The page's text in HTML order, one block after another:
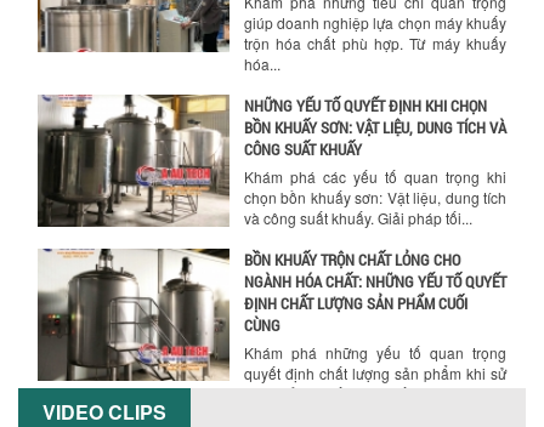
NHỮNG YẾU TỐ QUYẾT ĐỊNH KHI CHỌN
BỒN KHUẤY SƠN: VẬT LIỆU, DUNG TÍCH VÀ
CÔNG SUẤT KHUẤY
chọn bồn khuấy sơn: Vật liệu, dung tích
và công suất khuấy. Giải pháp tối...
BỒN KHUẤY TRỘN CHẤT LỎNG CHO
NGÀNH HÓA CHẤT: NHỮNG YẾU TỐ QUYẾT
ĐỊNH CHẤT LƯỢNG SẢN PHẨM CUỐI
Khám phá những yếu tố quan trọng
quyết định chất lượng sản phẩm khi sử
dụng bồn khuấy trộn chất lỏng trong...
TỐI ƯU CHI PHÍ ĐẦU TƯ NHỜ LỰA CHỌN
ĐÚNG DỤNG CỤ KHUẤY SƠN CHO DÂY
CHUYỀN SẢN XUẤT
VIDEO CLIPS